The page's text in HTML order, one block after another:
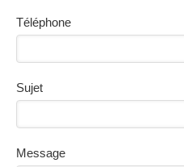
Téléphone
Sujet
Message